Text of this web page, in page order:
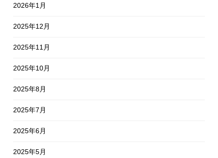
2026年1月
2025年12月
2025年11月
2025年10月
2025年8月
2025年7月
2025年6月
2025年5月